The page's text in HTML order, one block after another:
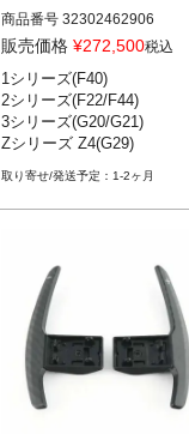
商品番号 32302462906
32302462906
1シリーズ:
全グレード(F40)
2シリーズ：
全グレード(F22) 2014-2021
全グレード(F44)
全グレード(G20/G21)
販売価格 ¥272,500税込
1シリーズ(F40)
2シリーズ(F22/F44)
3シリーズ(G20/G21)
Zシリーズ Z4(G29)
1-2ヶ月